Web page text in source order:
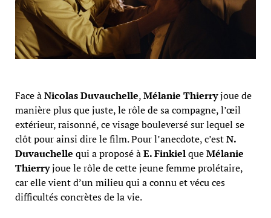
Face àNicolas Duvauchelle,Mélanie Thierryjoue de
manière plus que juste, le rôle de sa compagne, l’œil
extérieur, raisonné, ce visage bouleversé sur lequel se
clôt pour ainsi dire le film. Pour l’anecdote, c’estN.
Duvauchelle qui a proposé àE. FinkielqueMélanie
Thierryjoue le rôle de cette jeune femme prolétaire,
car elle vient d’un milieu qui a connu et vécu ces
difficultés concrètes de la vie.